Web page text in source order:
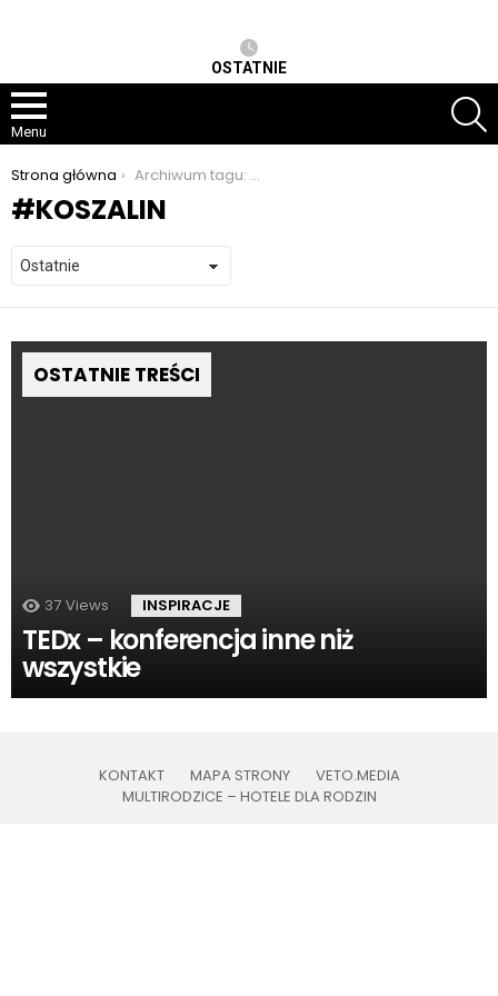
OSTATNIE
Menu
Jesteś tutaj:
Strona główna Archiwum tagu: koszalin
KOSZALIN
OSTATNIE TREŚCI
37 Views INSPIRACJE
TEDx – konferencja inne niż
wszystkie
KONTAKT MAPA STRONY
VETO.MEDIA
MULTIRODZICE – HOTELE DLA RODZIN